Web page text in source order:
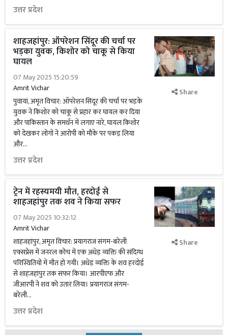
उत्तर प्रदेश
शाहजहांपुर: ऑपरेशन सिंदूर की चर्चा पर
भड़का युवक, किशोर को चाकू से किया
घायल
07 May 2025 15:20:59
Amrit Vichar
पुवायां, अमृत विचार: ऑपरेशन सिंदूर की चर्चा पर भड़के
युवक ने किशोर को चाकू से प्रहार कर घायल कर दिया
और पाकिस्तान के समर्थन में लगाए नारे, घायल किशोर
को देखकर लोगों ने आरोपी को मौके पर पकड़ लिया
और...
उत्तर प्रदेश
Share
ट्रेन में रहस्यमयी मौत, हरदोई से
शाहजहांपुर तक शव ने किया सफर
07 May 2025 10:32:12
Amrit Vichar
शाहजहांपुर, अमृत विचार: प्रयागराज संगम-बरेली
एक्सप्रेस में जनरल कोच में एक अधेड़ व्यक्ति की संदिग्ध
परिस्थितियों में मौत हो गयी। अधेड़ व्यक्ति के शव हरदोई
से शाहजहांपुर तक सफर किया। आरपीएफ और
जीआरपी ने शव को उतार लिया। प्रयागराज संगम-
बरेली...
उत्तर प्रदेश
Share